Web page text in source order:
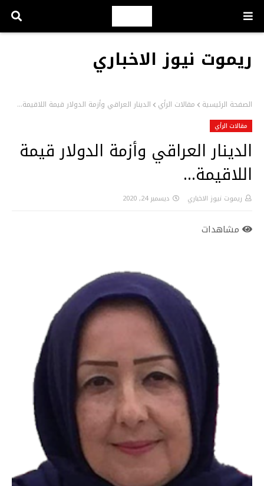
ريموت نيوز الاخباري
الصفحة الرئيسية مقالات الرأي الدينار العراقي وأزمة الدولار قيمة اللاقيمة...
مقالات الرأي
الدينار العراقي وأزمة الدولار قيمة
اللاقيمة...
ريموت نيوز الاخباري ديسمبر 24, 2020
مشاهدات